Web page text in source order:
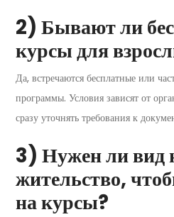
2) Бывают ли
курсы для
Да, встречаются бесплатные или
программы. Условия зависят от
сразу уточнять требования к
3) Нужен ли вид
жительство,
на курсы?